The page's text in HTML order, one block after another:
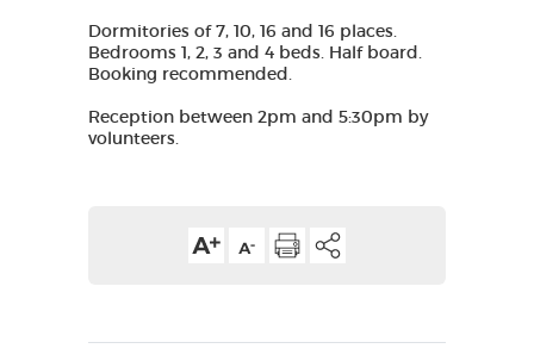
Dormitories of 7, 10, 16 and 16 places.
Bedrooms 1, 2, 3 and 4 beds. Half board.
Booking recommended.
Reception between 2pm and 5:30pm by
volunteers.